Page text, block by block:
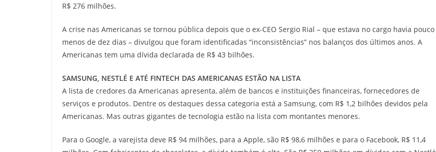
R$ 276 milhões.
A crise nas Americanas se tornou pública depois que o ex-CEO Sergio Rial – que estava no cargo havia pouco
menos de dez dias – divulgou que foram identificadas “inconsistências” nos balanços dos últimos anos. A
Americanas tem uma dívida declarada de R$ 43 bilhões.
SAMSUNG, NESTLÉ E ATÉ FINTECH DAS AMERICANAS ESTÃO NA LISTA
A lista de credores da Americanas apresenta, além de bancos e instituições financeiras, fornecedores de
serviços e produtos. Dentre os destaques dessa categoria está a Samsung, com R$ 1,2 bilhões devidos pela
Americanas. Mas outras gigantes de tecnologia estão na lista com montantes menores.
Para o Google, a varejista deve R$ 94 milhões, para a Apple, são R$ 98,6 milhões e para o Facebook, R$ 11,4